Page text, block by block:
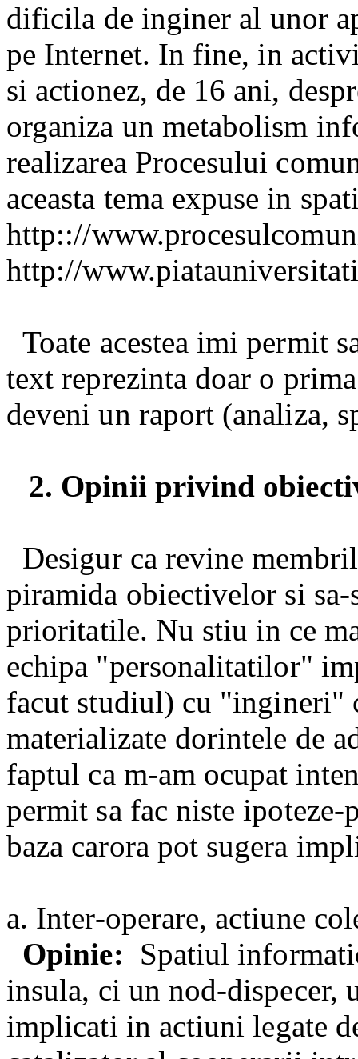
dificila de inginer al unor
pe Internet. In fine, in
si actionez, de 16 ani,
organiza un metabolism
realizarea Procesului
aceasta tema expuse in
http:://
http://
Toate acestea imi permit
text reprezinta doar o
deveni un raport (analiza,
2. Opinii privind
Desigur ca revine
piramida obiectivelor si
prioritatile. Nu stiu in ce
echipa "personalitatilor"
facut studiul) cu "ingineri"
materializate dorintele de
faptul ca m-am ocupat
permit sa fac niste
baza carora pot sugera
a. Inter-operare, actiune
Opinie: Spatiul
insula, ci un nod-dispecer,
implicati in actiuni legate